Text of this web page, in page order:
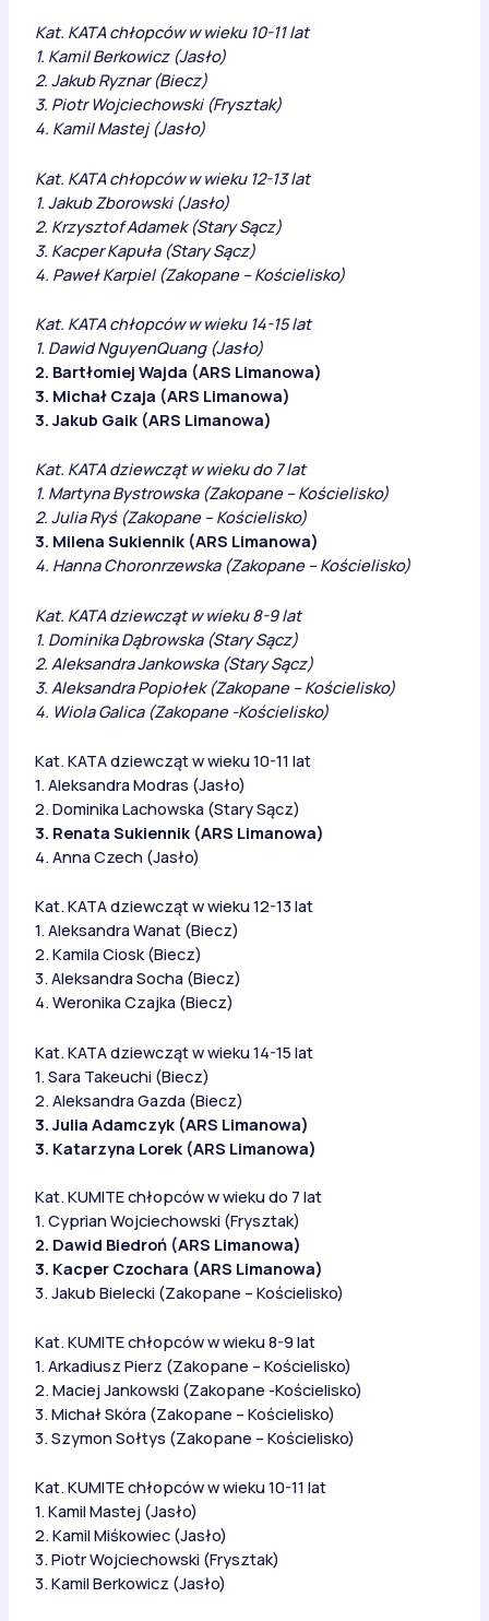
Kat. KATA chłopców w wieku 10-11 lat
1. Kamil Berkowicz (Jasło)
2. Jakub Ryznar (Biecz)
3. Piotr Wojciechowski (Frysztak)
4. Kamil Mastej (Jasło)
Kat. KATA chłopców w wieku 12-13 lat
1. Jakub Zborowski (Jasło)
2. Krzysztof Adamek (Stary Sącz)
3. Kacper Kapuła (Stary Sącz)
4. Paweł Karpiel (Zakopane – Kościelisko)
Kat. KATA chłopców w wieku 14-15 lat
1. Dawid NguyenQuang (Jasło)
2. Bartłomiej Wajda (ARS Limanowa)
3. Michał Czaja (ARS Limanowa)
3. Jakub Gaik (ARS Limanowa)
Kat. KATA dziewcząt w wieku do 7 lat
1. Martyna Bystrowska (Zakopane – Kościelisko)
2. Julia Ryś (Zakopane – Kościelisko)
3. Milena Sukiennik (ARS Limanowa)
4. Hanna Choronrzewska (Zakopane – Kościelisko)
Kat. KATA dziewcząt w wieku 8-9 lat
1. Dominika Dąbrowska (Stary Sącz)
2. Aleksandra Jankowska (Stary Sącz)
3. Aleksandra Popiołek (Zakopane – Kościelisko)
4. Wiola Galica (Zakopane -Kościelisko)
Kat. KATA dziewcząt w wieku 10-11 lat
1. Aleksandra Modras (Jasło)
2. Dominika Lachowska (Stary Sącz)
3. Renata Sukiennik (ARS Limanowa)
4. Anna Czech (Jasło)
Kat. KATA dziewcząt w wieku 12-13 lat
1. Aleksandra Wanat (Biecz)
2. Kamila Ciosk (Biecz)
3. Aleksandra Socha (Biecz)
4. Weronika Czajka (Biecz)
Kat. KATA dziewcząt w wieku 14-15 lat
1. Sara Takeuchi (Biecz)
2. Aleksandra Gazda (Biecz)
3. Julia Adamczyk (ARS Limanowa)
3. Katarzyna Lorek (ARS Limanowa)
Kat. KUMITE chłopców w wieku do 7 lat
1. Cyprian Wojciechowski (Frysztak)
2. Dawid Biedroń (ARS Limanowa)
3. Kacper Czochara (ARS Limanowa)
3. Jakub Bielecki (Zakopane – Kościelisko)
Kat. KUMITE chłopców w wieku 8-9 lat
1. Arkadiusz Pierz (Zakopane – Kościelisko)
2. Maciej Jankowski (Zakopane -Kościelisko)
3. Michał Skóra (Zakopane – Kościelisko)
3. Szymon Sołtys (Zakopane – Kościelisko)
Kat. KUMITE chłopców w wieku 10-11 lat
1. Kamil Mastej (Jasło)
2. Kamil Miśkowiec (Jasło)
3. Piotr Wojciechowski (Frysztak)
3. Kamil Berkowicz (Jasło)